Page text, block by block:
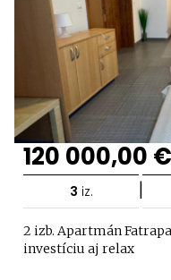
120 000,00 €
3 iz. |
2 izb. Apartmán
investíciu aj relax